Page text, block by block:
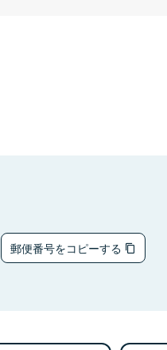
郵便番号をコピーする